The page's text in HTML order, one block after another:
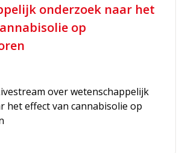
onderzoek naar het
op
over wetenschappelijk
het effect van cannabisolie op